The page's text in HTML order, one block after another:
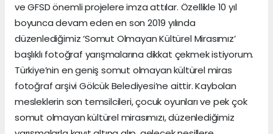
ve GFSD önemli projelere imza attılar. Özellikle 10 yıl
boyunca devam eden en son 2019 yılında
düzenlediğimiz ‘Somut Olmayan Kültürel Mirasımız’
başlıklı fotoğraf yarışmalarına dikkat çekmek istiyorum.
Türkiye’nin en geniş somut olmayan kültürel miras
fotoğraf arşivi Gölcük Belediyesi’ne aittir. Kaybolan
mesleklerin son temsilcileri, çocuk oyunları ve pek çok
somut olmayan kültürel mirasımızı, düzenlediğimiz